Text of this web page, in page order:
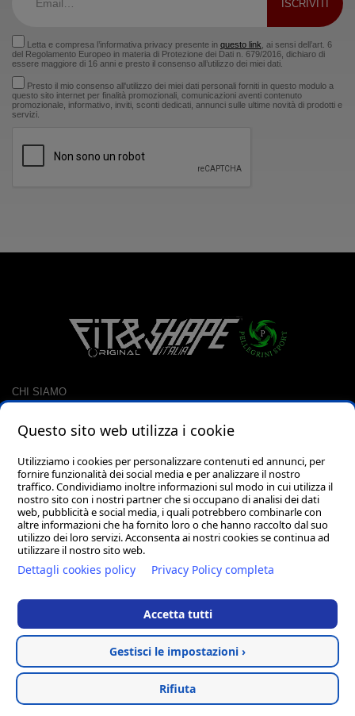
Letta e compresa l’informativa privacy presente in questo link , ai sensi dell’art. 6
del Regolamento Europeo in materia di Protezione dei Dati n. 679/2016, dichiaro di
essere maggiore di 16 anni e presto il consenso all’utilizzo dei miei dati.
Presto il mio consenso all'utilizzo dei miei dati personali forniti in questo modulo a
questo sito internet per finalità promozionali, comunicazioni aventi contenuto
promozionale, informativo, inviti, sconti dedicati, annunci sulle ultime novità di prodotti e
servizi.
CHI SIAMO
RACCOLTA PUNTI
LOGIN
PASSWORD DIMENTICATA?
Via dell'Artigianato, 1 62018 Porto Potenza Picena (MC) - PIVA
02045320435 - PEC pellegrini.mara@pec.it
Vendita abbigliamento
Privacy
Policy
Cookie
Termini &
Questo sito web utilizza i cookie
Utilizziamo i cookies per personalizzare contenuti ed annunci, per
fornire funzionalità dei social media e per analizzare il nostro
traffico. Condividiamo inoltre informazioni sul modo in cui utilizza il
nostro sito con i nostri partner che si occupano di analisi dei dati
web, pubblicità e social media, i quali potrebbero combinarle con
altre informazioni che ha fornito loro o che hanno raccolto dal suo
utilizzo dei loro servizi. Acconsenta ai nostri cookies se continua ad
utilizzare il nostro sito web.
Dettagli cookies policy Privacy Policy completa
Accetta tutti
Gestisci le impostazioni ›
Rifiuta